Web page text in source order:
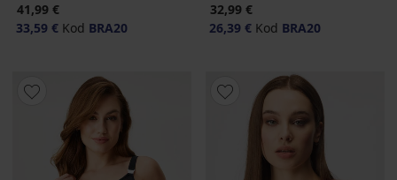
41,99 €
33,59 € Kod BRA20
32,99 €
26,39 € Kod BRA20